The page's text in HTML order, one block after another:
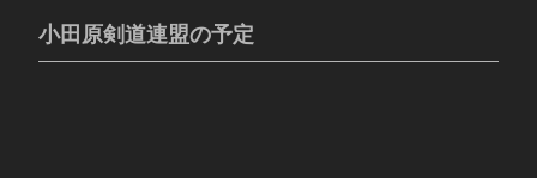
小田原剣道連盟の予定